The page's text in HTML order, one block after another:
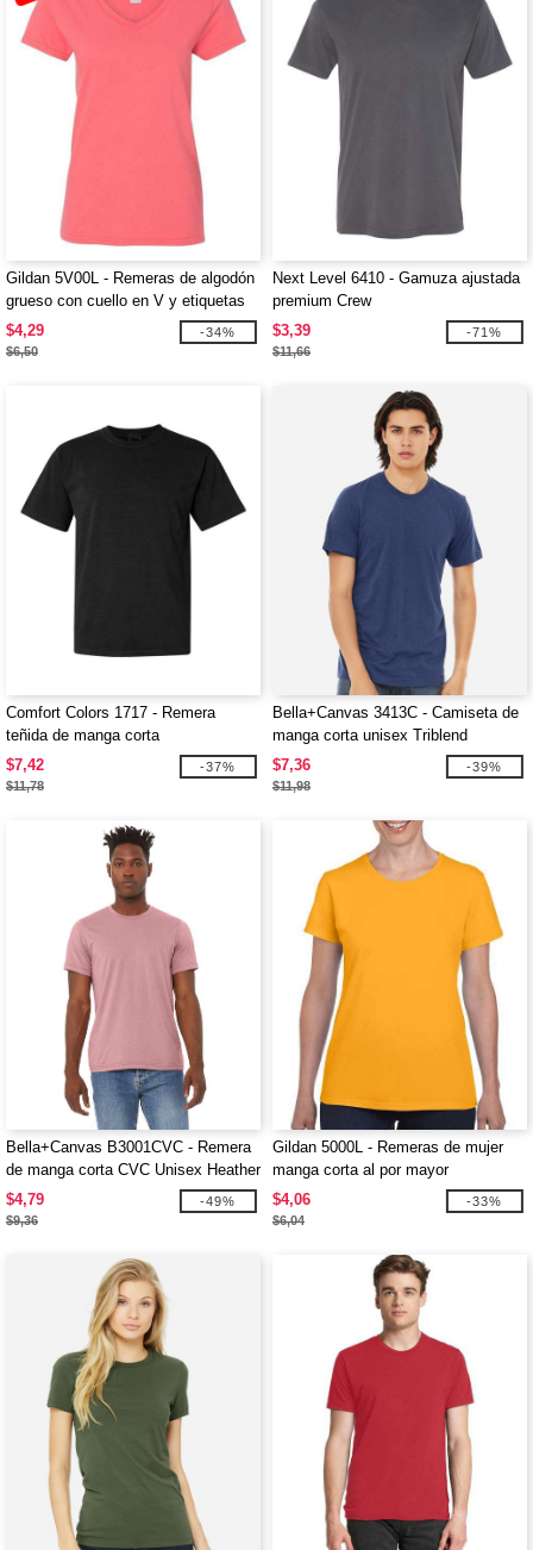
Gildan 5V00L - Remeras de algodón
grueso con cuello en V y etiquetas
fácil de remover al por mayor
$4,29
$6,50
-34%
Next Level 6410 - Gamuza ajustada
premium Crew
$3,39
$11,66
-71%
Comfort Colors 1717 - Remera
teñida de manga corta
$7,42
$11,78
-37%
Bella+Canvas 3413C - Camiseta de
manga corta unisex Triblend
$7,36
$11,98
-39%
Bella+Canvas B3001CVC - Remera
de manga corta CVC Unisex Heather
$4,79
$9,36
-49%
Gildan 5000L - Remeras de mujer
manga corta al por mayor
$4,06
$6,04
-33%